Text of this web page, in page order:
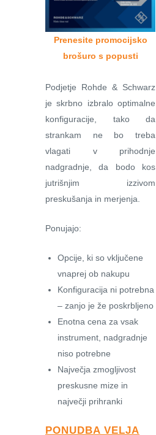
Prenesite promocijsko
brošuro s popusti
Podjetje Rohde & Schwarz
je skrbno izbralo optimalne
konfiguracije, tako da
strankam ne bo treba
vlagati v prihodnje
nadgradnje, da bodo kos
jutrišnjim izzivom
preskušanja in merjenja.
Ponujajo:
Opcije, ki so vključene
vnaprej ob nakupu
Konfiguracija ni potrebna
– zanjo je že poskrbljeno
Enotna cena za vsak
instrument, nadgradnje
niso potrebne
Največja zmogljivost
preskusne mize in
največji prihranki
PONUDBA VELJA